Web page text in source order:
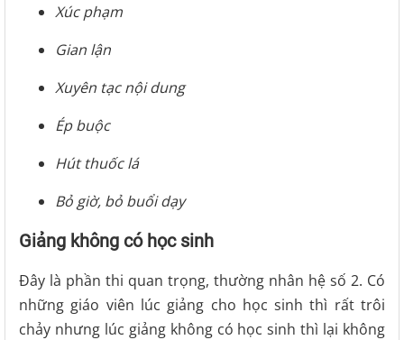
Xúc phạm
Gian lận
Xuyên tạc nội dung
Ép buộc
Hút thuốc lá
Bỏ giờ, bỏ buổi dạy
Giảng không có học sinh
Đây là phần thi quan trọng, thường nhân hệ số 2. Có
những giáo viên lúc giảng cho học sinh thì rất trôi
chảy nhưng lúc giảng không có học sinh thì lại không